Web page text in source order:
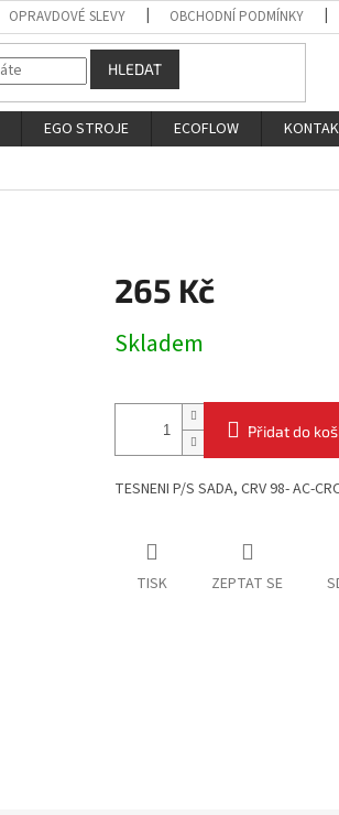
OPRAVDOVÉ SLEVY OBCHODNÍ PODMÍNKY
HLEDAT
EGO STROJE ECOFLOW
265 Kč
cena:
Skladem
Přidat do
TESNENI P/S SADA, CRV 98- AC-
TISK ZEPTAT SE